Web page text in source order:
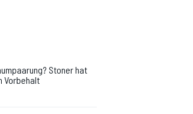
Stoner hat
Vorbehalt